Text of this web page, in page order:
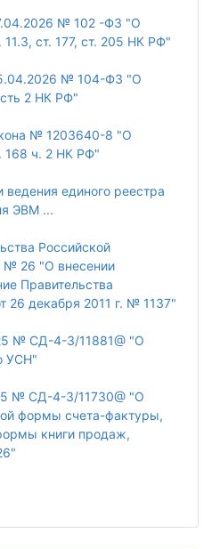
№ 102 -ФЗ "О
ст. 177, ст. 205 НК РФ"
№ 104-ФЗ "О
2 НК РФ"
№ 1203640-8 "О
168 ч. 2 НК РФ"
единого реестра
ЭВМ ...
Российской
№ 26 "О внесении
Правительства
26 декабря 2011 г. № 1137"
№ СД-4-3/11881@ "О
УСН"
№ СД-4-3/11730@ "О
формы счета-фактуры,
книги продаж,